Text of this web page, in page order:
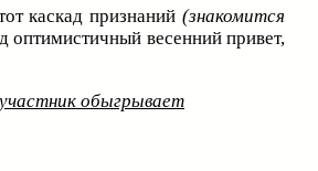
каскад признаний (знакомится
оптимистичный весенний привет,
участник обыгрывает